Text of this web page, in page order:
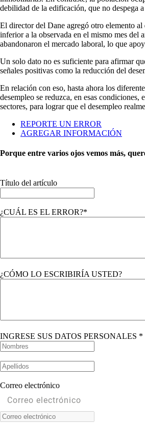
debilidad de la edificación, que no despega
El director del Dane agregó otro elemento al
inferior a la observada en el mismo mes del
abandonaron el mercado laboral, lo que
Un solo dato no es suficiente para afirmar
señales positivas como la reducción del
En relación con eso, hasta ahora los
desempleo se reduzca, en esas
sectores, para lograr que el desempleo
REPORTE UN ERROR
AGREGAR INFORMACIÓN
Porque entre varios ojos vemos más,
Título del artículo
¿CUÁL ES EL ERROR?*
¿CÓMO LO ESCRIBIRÍA USTED?
INGRESE SUS DATOS PERSONALES *
Correo electrónico